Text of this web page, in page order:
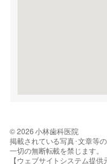
© 2026 小林歯科医院
掲載されている写真･文章等
一切の無断転載を禁じます。
【ウェブサイトシステム提